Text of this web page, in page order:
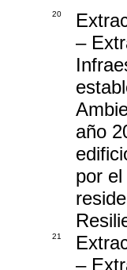
20
–
año
por
21
–